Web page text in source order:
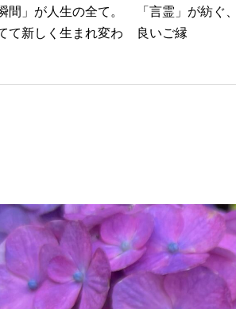
間」が人生の全て。
て新しく生まれ変...
「言霊」が紡ぐ
良いご縁